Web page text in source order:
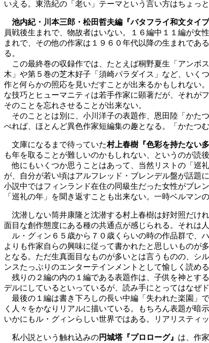
いえる。東浩紀の「老い」テーマという言い方はちょっ
池内紀・川本三郎・松田哲夫編『バタフライ和文タイ
員戦後生まれで、物故者はいない。１６編中１１編が女
まれで、その他の作家は１９６０年代以降の生まれであ
る。
この最終巻の収録作では、たとえば桐野夏生「アンボ
木」や第５巻の芝木好子「須崎パラダイス」など、いく
作と何らかの照応を見いだすことが出来るかもしれない
な技巧とヒューマニティは若手作家に顕著だが、それが
そのことを忘れさせることが出来ない。
そのこととは別に、小川洋子の表題作、恩田陸「かた
べれば、ほとんど異色作家短編集の趣となる。「かたつ
文庫になるまで待っていた村上春樹『色彩を持たない
も年を取ることが難しいのかもしれない、というのが読
他にもいくつか思うことはあって、当然リストの「巡
が、自分が若い頃はアルフレッド・ブレンデル盤が話題
小説中ではフィンランド在住の同級生だった女性がブレ
「巡礼の年」を聞き返すことも出来ない。一時ベルマン
沈潜しない筒井康隆と沈潜する村上春樹は好対照だけ
面目な創作態度にある種の共通点が感じられる。それは
ル・グィン６５歳から７０歳くらいの時の作品群で、
よりも作家自らの興味に従って書かれたと思しいものが
となる。ただ生真面目なものが多いとは言うものの、
ンスたっぷりのエンターテインメントとして愉しく読める
残りの２編の内の１編である表題作は、子供を神とす
デルにしているといっているが、読み手にとってはなぜ
最後の１編は書き下ろしの長い中編「失われた楽園」
く人々をかなりリアルに描いている。もちろん表題が暗
いかにもル・グィンらしい世界ではある。リアリスティ
私小説という触れ込みの円城塔『プロローグ』 は、作